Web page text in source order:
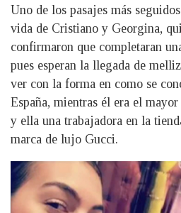
Uno de los pasajes más
vida de Cristiano y Georgina,
confirmaron que completaran
pues esperan la llegada de
ver con la forma en como se
España, mientras él era el
y ella una trabajadora en la
marca de lujo Gucci.